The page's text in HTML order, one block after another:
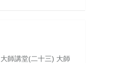
大師講堂(二十三) 大師